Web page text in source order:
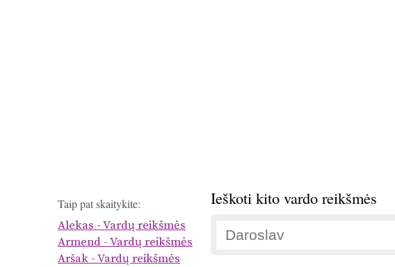
Taip pat skaitykite:
Alekas - Vardų reikšmės
Armend - Vardų reikšmės
Aršak - Vardų reikšmės
Ieškoti kito vardo reikšmės